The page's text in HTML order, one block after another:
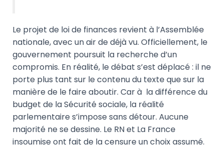
Le projet de loi de finances revient à l’Assemblée
nationale, avec un air de déjà vu. Officiellement, le
gouvernement poursuit la recherche d’un
compromis. En réalité, le débat s’est déplacé : il ne
porte plus tant sur le contenu du texte que sur la
manière de le faire aboutir. Car à la différence du
budget de la Sécurité sociale, la réalité
parlementaire s’impose sans détour. Aucune
majorité ne se dessine. Le RN et La France
insoumise ont fait de la censure un choix assumé.